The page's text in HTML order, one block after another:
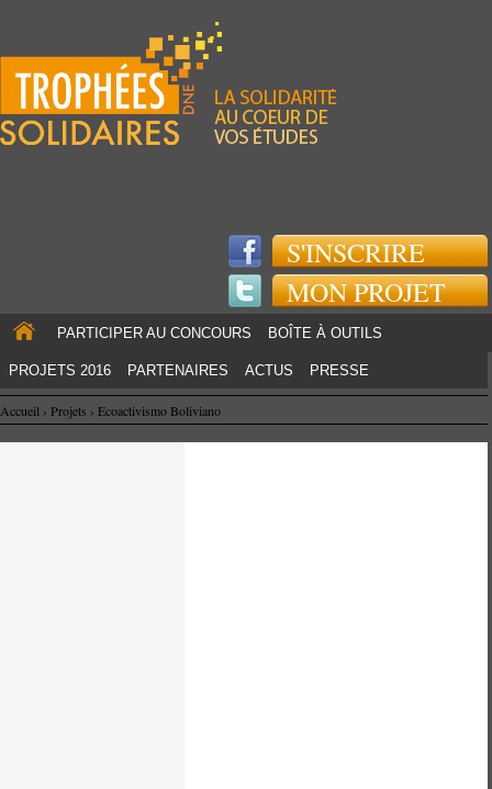
S'INSCRIRE
MON PROJET
PARTICIPER AU CONCOURS BOÎTE À OUTILS
PROJETS 2016 PARTENAIRES ACTUS PRESSE
Accueil › Projets › Ecoactivismo Boliviano